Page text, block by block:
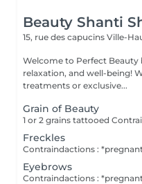
Beauty Shanti
15, rue des capucins Ville-
Welcome to Perfect Beauty
relaxation, and well-being! Whether you're looking for classic
treatments or exclusive...
Grain of Beauty
Freckles
Eyebrows